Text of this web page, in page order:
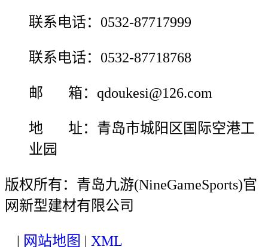
联系电话：0532-87717999
联系电话：0532-87718768
邮 箱：qdoukesi@126.com
地 址：青岛市城阳区国际空港工
业园
版权所有：青岛九游(NineGameSports)官
网新型建材有限公司
网站地图 XML